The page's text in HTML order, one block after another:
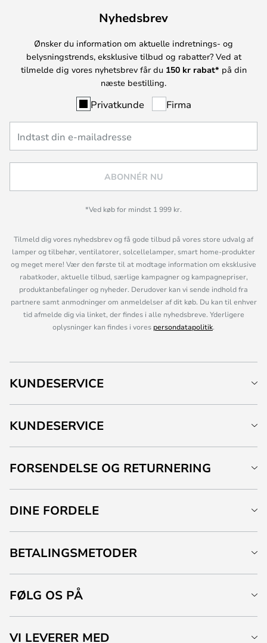
Nyhedsbrev
Ønsker du information om aktuelle indretnings- og
belysningstrends, eksklusive tilbud og rabatter? Ved at
tilmelde dig vores nyhetsbrev får du 150 kr rabat* på din
næste bestilling.
Privatkunde Firma
ABONNÉR NU
*Ved køb for mindst 1 999 kr.
Tilmeld dig vores nyhedsbrev og få gode tilbud på vores store udvalg af
lamper og tilbehør, ventilatorer, solcellelamper, smart home-produkter
og meget mere! Vær den første til at modtage information om eksklusive
rabatkoder, aktuelle tilbud, særlige kampagner og kampagnepriser,
produktanbefalinger og nyheder. Derudover kan vi sende indhold fra
partnere samt anmodninger om anmeldelser af dit køb. Du kan til enhver
tid afmelde dig via linket, der findes i alle nyhedsbreve. Yderligere
oplysninger kan findes i vores persondatapolitik.
KUNDESERVICE
KUNDESERVICE
FORSENDELSE OG RETURNERING
DINE FORDELE
BETALINGSMETODER
FØLG OS PÅ
VI LEVERER MED